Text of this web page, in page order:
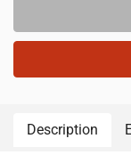
Description